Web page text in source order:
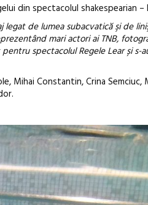
din spectacolul shakespearian –
de lumea subacvatică şi de
mari actori ai TNB,
spectacolul Regele Lear și s-
Mihai Constantin, Crina Semciuc,
revine la
ediție